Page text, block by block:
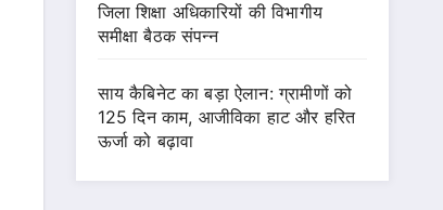
जिला शिक्षा अधिकारियों की विभागीय
समीक्षा बैठक संपन्न
साय कैबिनेट का बड़ा ऐलान: ग्रामीणों को
125 दिन काम, आजीविका हाट और हरित
ऊर्जा को बढ़ावा